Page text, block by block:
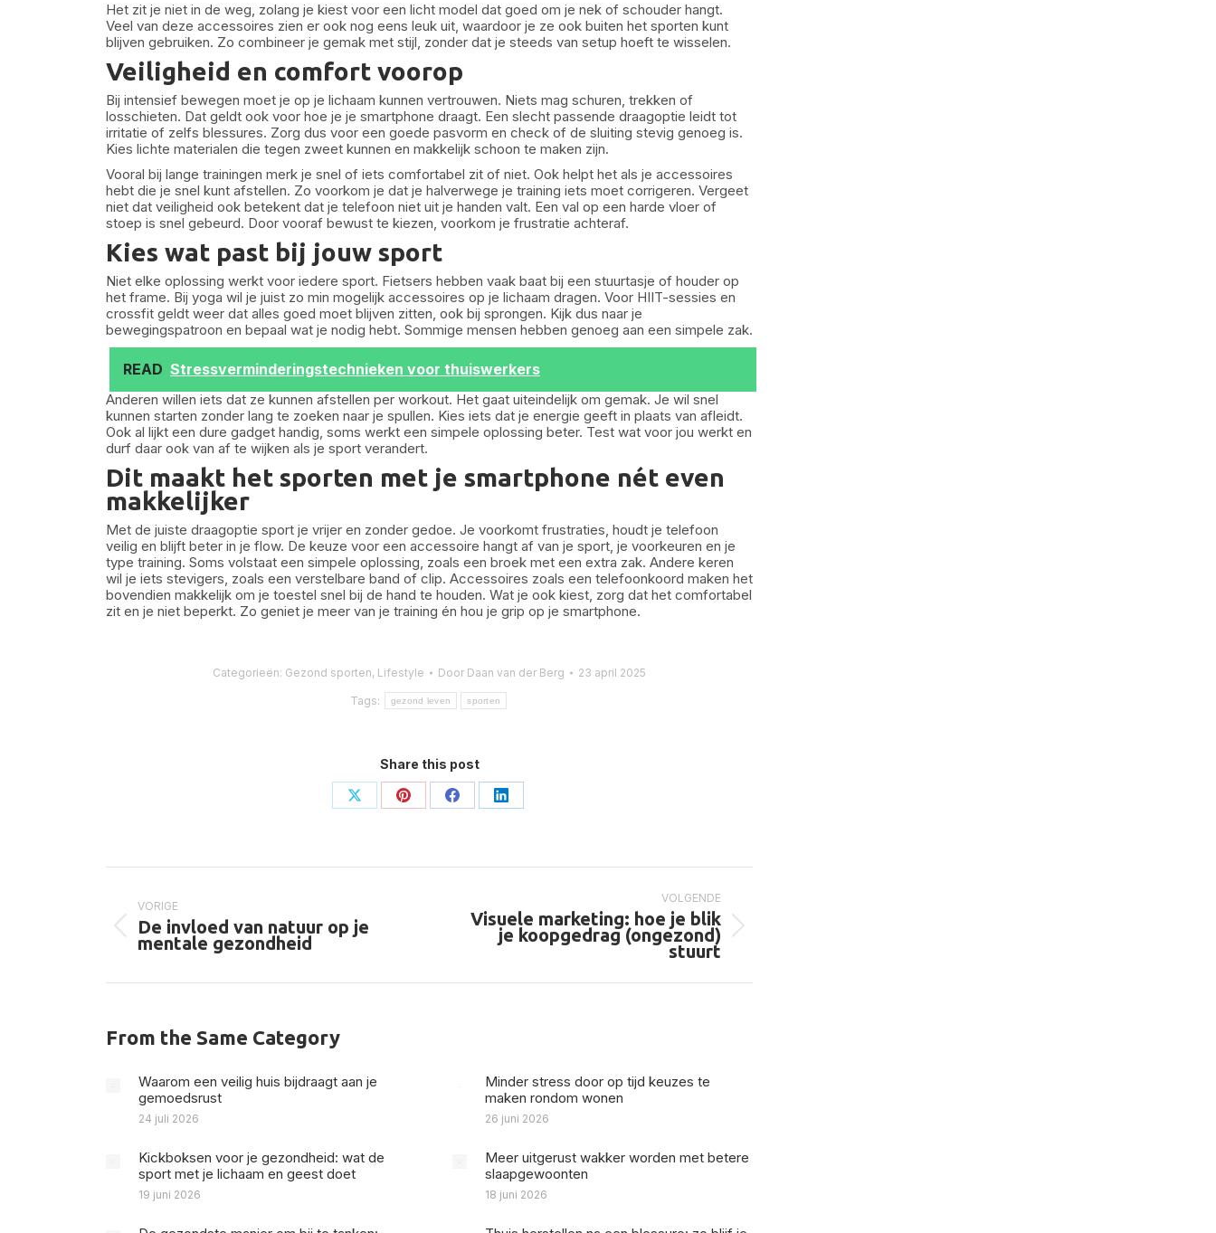
Het zit je niet in de weg, zolang je kiest voor een licht model dat goed om je nek of schouder hangt.
Veel van deze accessoires zien er ook nog eens leuk uit, waardoor je ze ook buiten het sporten kunt
blijven gebruiken. Zo combineer je gemak met stijl, zonder dat je steeds van setup hoeft te wisselen.
Veiligheid en comfort voorop
Bij intensief bewegen moet je op je lichaam kunnen vertrouwen. Niets mag schuren, trekken of
losschieten. Dat geldt ook voor hoe je je smartphone draagt. Een slecht passende draagoptie leidt tot
irritatie of zelfs blessures. Zorg dus voor een goede pasvorm en check of de sluiting stevig genoeg is.
Kies lichte materialen die tegen zweet kunnen en makkelijk schoon te maken zijn.
Vooral bij lange trainingen merk je snel of iets comfortabel zit of niet. Ook helpt het als je accessoires
hebt die je snel kunt afstellen. Zo voorkom je dat je halverwege je training iets moet corrigeren. Vergeet
niet dat veiligheid ook betekent dat je telefoon niet uit je handen valt. Een val op een harde vloer of
stoep is snel gebeurd. Door vooraf bewust te kiezen, voorkom je frustratie achteraf.
Kies wat past bij jouw sport
Niet elke oplossing werkt voor iedere sport. Fietsers hebben vaak baat bij een stuurtasje of houder op
het frame. Bij yoga wil je juist zo min mogelijk accessoires op je lichaam dragen. Voor HIIT-sessies en
crossfit geldt weer dat alles goed moet blijven zitten, ook bij sprongen. Kijk dus naar je
bewegingspatroon en bepaal wat je nodig hebt. Sommige mensen hebben genoeg aan een simpele zak.
READ Stressverminderingstechnieken voor thuiswerkers
Anderen willen iets dat ze kunnen afstellen per workout. Het gaat uiteindelijk om gemak. Je wil snel
kunnen starten zonder lang te zoeken naar je spullen. Kies iets dat je energie geeft in plaats van afleidt.
Ook al lijkt een dure gadget handig, soms werkt een simpele oplossing beter. Test wat voor jou werkt en
durf daar ook van af te wijken als je sport verandert.
Dit maakt het sporten met je smartphone nét even
makkelijker
Met de juiste draagoptie sport je vrijer en zonder gedoe. Je voorkomt frustraties, houdt je telefoon
veilig en blijft beter in je flow. De keuze voor een accessoire hangt af van je sport, je voorkeuren en je
type training. Soms volstaat een simpele oplossing, zoals een broek met een extra zak. Andere keren
wil je iets stevigers, zoals een verstelbare band of clip. Accessoires zoals een telefoonkoord maken het
bovendien makkelijk om je toestel snel bij de hand te houden. Wat je ook kiest, zorg dat het comfortabel
zit en je niet beperkt. Zo geniet je meer van je training én hou je grip op je smartphone.
Categorieën: Gezond sporten, Lifestyle Door Daan van der Berg 23 april 2025
Tags: gezond leven sporten
Share this post
Deel
Deel
Deel
Deel
Bericht
navigatie
VORIGE
Vorig
bericht
De invloed van natuur op je
mentale gezondheid
VOLGENDE
Volgend
bericht
Visuele marketing: hoe je blik
je koopgedrag (ongezond)
stuurt
From the Same Category
Waarom een veilig huis bijdraagt aan je
gemoedsrust
24 juli 2026
Minder stress door op tijd keuzes te
maken rondom wonen
26 juni 2026
Kickboksen voor je gezondheid: wat de
sport met je lichaam en geest doet
19 juni 2026
Meer uitgerust wakker worden met betere
slaapgewoonten
18 juni 2026